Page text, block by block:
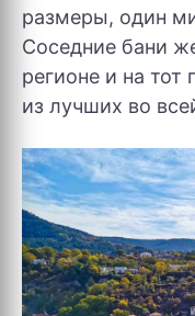
размеры, один
Соседние бани
регионе и на тот
из лучших во